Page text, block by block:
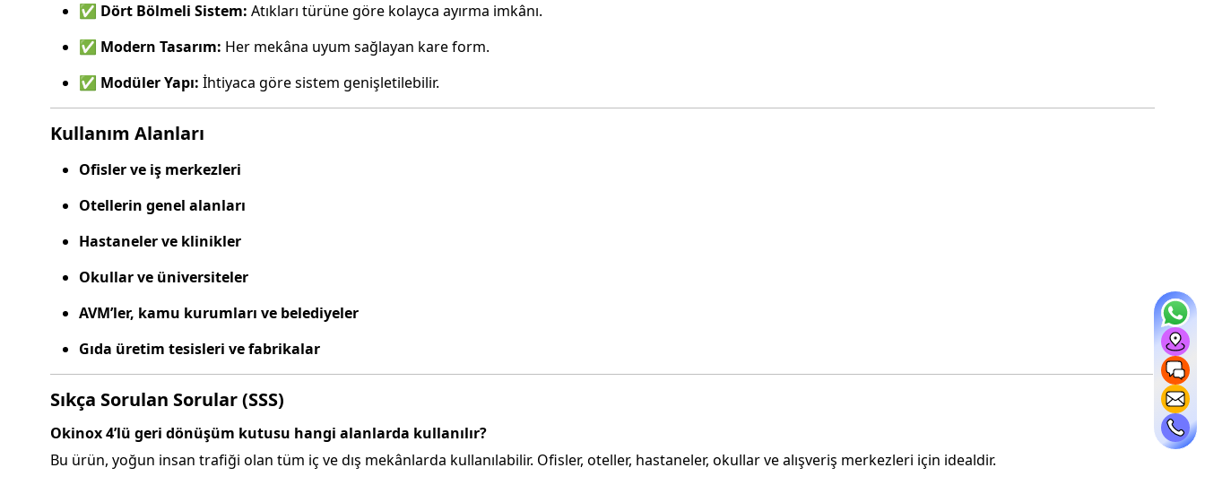
✅ Dört Bölmeli Sistem: Atıkları türüne göre kolayca ayırma imkânı.
✅ Modern Tasarım: Her mekâna uyum sağlayan kare form.
✅ Modüler Yapı: İhtiyaca göre sistem genişletilebilir.
Kullanım Alanları
Ofisler ve iş merkezleri
Otellerin genel alanları
Hastaneler ve klinikler
Okullar ve üniversiteler
AVM’ler, kamu kurumları ve belediyeler
Gıda üretim tesisleri ve fabrikalar
Sıkça Sorulan Sorular (SSS)
Okinox 4’lü geri dönüşüm kutusu hangi alanlarda kullanılır?
Bu ürün, yoğun insan trafiği olan tüm iç ve dış mekânlarda kullanılabilir. Ofisler, oteller, hastaneler, okullar ve alışveriş merkezleri için idealdir.